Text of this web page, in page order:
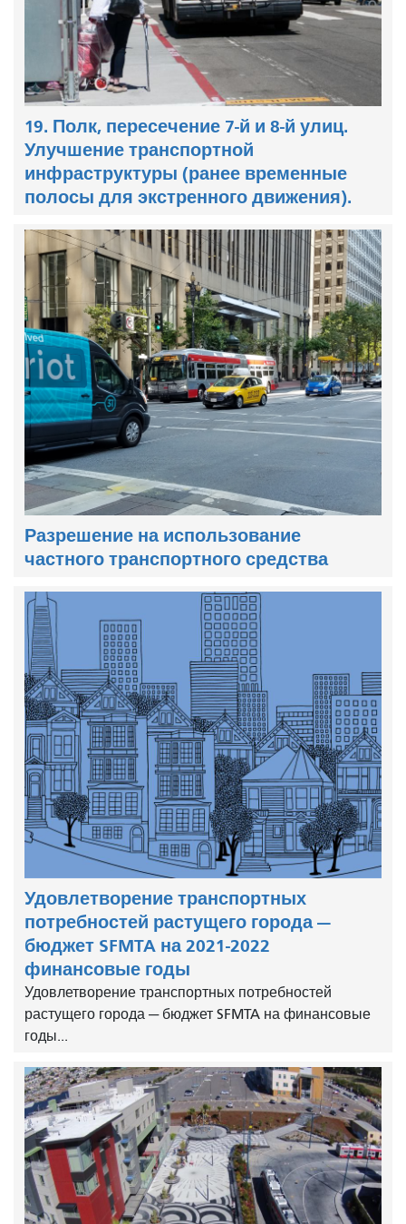
19. Полк, пересечение 7-й и 8-й улиц.
Улучшение транспортной
инфраструктуры (ранее временные
полосы для экстренного движения).
Разрешение на использование
частного транспортного средства
Удовлетворение транспортных
потребностей растущего города —
бюджет SFMTA на 2021-2022
финансовые годы
Удовлетворение транспортных потребностей
растущего города — бюджет SFMTA на финансовые
годы...